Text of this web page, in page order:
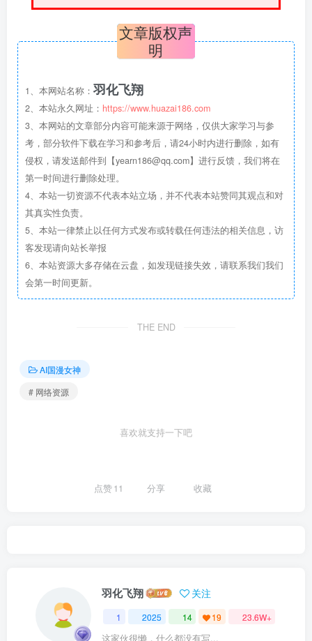
文章版权声
明
1、本网站名称： 羽化飞翔
2、本站永久网址： https://www.huazai186.com
3、本网站的文章部分内容可能来源于网络，仅供大家学习与参
考，部分软件下载在学习和参考后，请24小时内进行删除，如有
侵权，请发送邮件到【yearn186@qq.com】进行反馈，我们将在
第一时间进行删除处理。
4、本站一切资源不代表本站立场，并不代表本站赞同其观点和对
其真实性负责。
5、本站一律禁止以任何方式发布或转载任何违法的相关信息，访
客发现请向站长举报
6、本站资源大多存储在云盘，如发现链接失效，请联系我们我们
会第一时间更新。
THE END
AI国漫女神
# 网络资源
喜欢就支持一下吧
点赞11 分享 收藏
羽化飞翔 关注
1 2025 14 19 23.6W+